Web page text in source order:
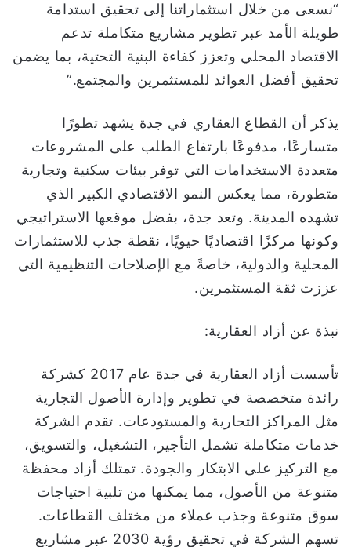
“نسعى من خلال استثماراتنا إلى تحقيق استدامة
طويلة الأمد عبر تطوير مشاريع متكاملة تدعم
الاقتصاد المحلي وتعزز كفاءة البنية التحتية، بما يضمن
تحقيق أفضل العوائد للمستثمرين والمجتمع.”
يذكر أن القطاع العقاري في جدة يشهد تطورًا
متسارعًا، مدفوعًا بارتفاع الطلب على المشروعات
متعددة الاستخدامات التي توفر بيئات سكنية وتجارية
متطورة، مما يعكس النمو الاقتصادي الكبير الذي
تشهده المدينة. وتعد جدة، بفضل موقعها الاستراتيجي
وكونها مركزًا اقتصاديًا حيويًا، نقطة جذب للاستثمارات
المحلية والدولية، خاصةً مع الإصلاحات التنظيمية التي
عززت ثقة المستثمرين.
نبذة عن أزاد العقارية:
تأسست أزاد العقارية في جدة عام 2017 كشركة
رائدة متخصصة في تطوير وإدارة الأصول التجارية
مثل المراكز التجارية والمستودعات. تقدم الشركة
خدمات متكاملة تشمل التأجير، التشغيل، والتسويق،
مع التركيز على الابتكار والجودة. تمتلك أزاد محفظة
متنوعة من الأصول، مما يمكنها من تلبية احتياجات
سوق متنوعة وجذب عملاء من مختلف القطاعات.
تسهم الشركة في تحقيق رؤية 2030 عبر مشاريع